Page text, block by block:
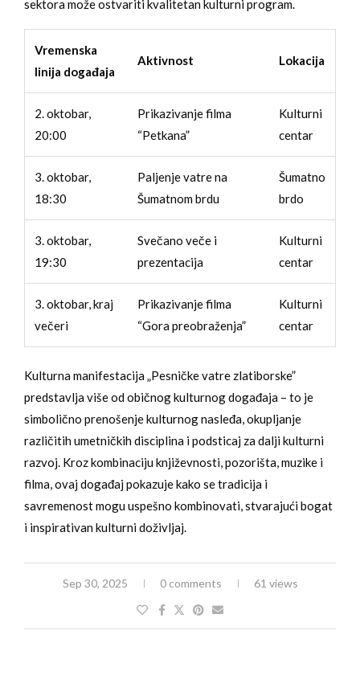
sektora može ostvariti kvalitetan kulturni program.
Vremenska
linija događaja
Aktivnost Lokacija
2. oktobar,
20:00
Prikazivanje filma
“Petkana”
Kulturni
centar
3. oktobar,
18:30
Paljenje vatre na
Šumatnom brdu
Šumatno
brdo
3. oktobar,
19:30
Svečano veče i
prezentacija
Kulturni
centar
3. oktobar, kraj
večeri
Prikazivanje filma
“Gora preobraženja”
Kulturni
centar
Kulturna manifestacija „Pesničke vatre zlatiborske”
predstavlja više od običnog kulturnog događaja – to je
simbolično prenošenje kulturnog nasleđa, okupljanje
različitih umetničkih disciplina i podsticaj za dalji kulturni
razvoj. Kroz kombinaciju književnosti, pozorišta, muzike i
filma, ovaj događaj pokazuje kako se tradicija i
savremenost mogu uspešno kombinovati, stvarajući bogat
i inspirativan kulturni doživljaj.
Sep 30, 2025 0 comments 61 views